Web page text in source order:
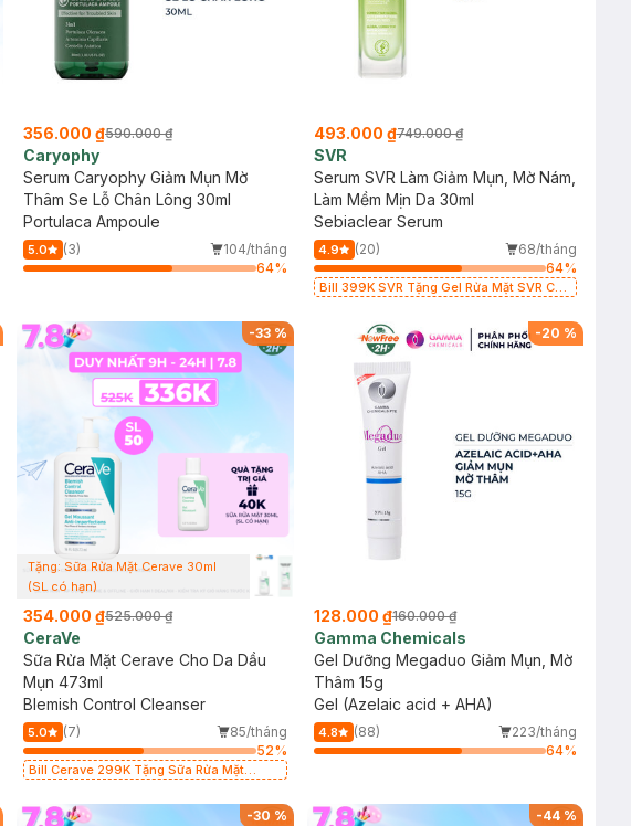
356.000 ₫590.000 ₫
Caryophy
Serum Caryophy Giảm Mụn Mờ
Thâm Se Lỗ Chân Lông 30ml
Portulaca Ampoule
5.0 (3)
104/tháng
64%
493.000 ₫749.000 ₫
SVR
Serum SVR Làm Giảm Mụn, Mờ Nám,
Làm Mềm Mịn Da 30ml
Sebiaclear Serum
4.9 (20)
68/tháng
64%
Bill 399K SVR Tặng Gel Rửa Mặt SVR Cho
-33%
Tặng: Sữa Rửa Mặt Cerave 30ml
(SL có hạn)
354.000 ₫525.000 ₫
CeraVe
Sữa Rửa Mặt Cerave Cho Da Dầu
Mụn 473ml
Blemish Control Cleanser
5.0 (7)
85/tháng
52%
Bill Cerave 299K Tặng Sữa Rửa Mặt
-20 %
128.000 ₫160.000 ₫
Gamma Chemicals
Gel Dưỡng Megaduo Giảm Mụn, Mờ
Thâm 15g
Gel (Azelaic acid + AHA)
4.8 (88)
223/tháng
64%
-30 % -44 %